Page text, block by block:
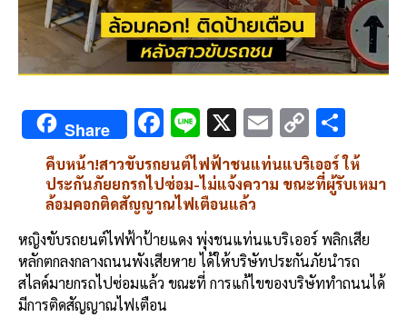
Share F
ac
e
b
o
o
k
Li
n
e
X E
m
ai
C
o
py
n
k
h
ar
คืบหน้า!สาวขับรถยนต์ไฟฟ้าชนแท่นแบริเออร์ ให้
ประกันภัยยกรถไปซ่อม-ไม่แจ้งความ ขณะที่ผู้รับเหมา
ล้อมคอกติดสัญญาณไฟเตือนแล้ว
หญิงขับรถยนต์ไฟฟ้าป้ายแดง พุ่งชนแท่นแบริเออร์ พลิกเสีย
หลักตกลงกลางถนนพังเสียหาย ได้ให้บริษัทประกันภัยนำรถ
สไลด์มายกรถไปซ่อมแล้ว ขณะที่ การแก้ไขของบริษัททำถนนได้
มีการติดสัญญาณไฟเตือน